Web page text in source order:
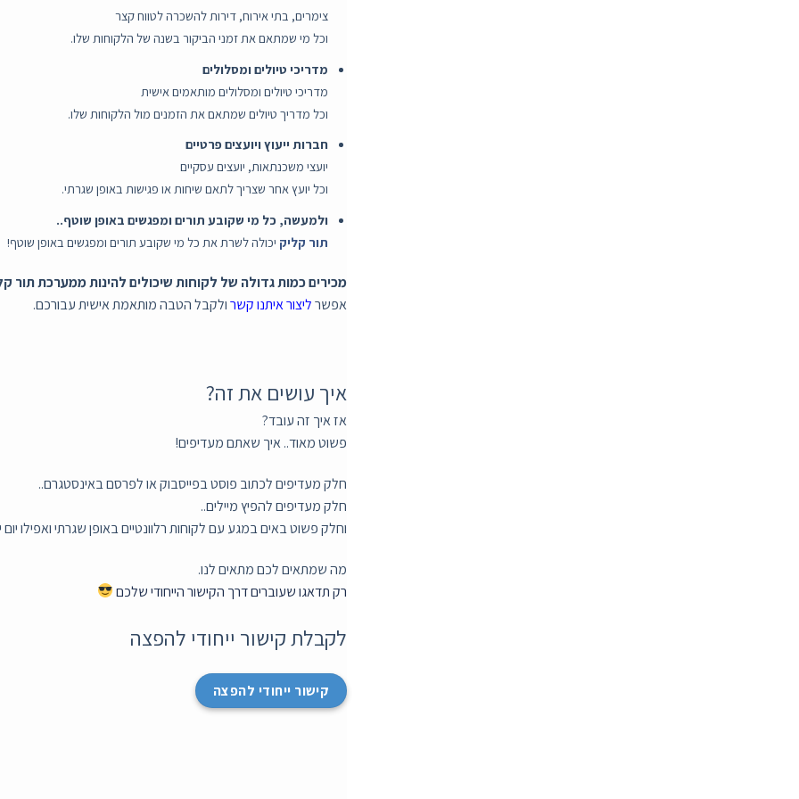
צימרים, בתי אירוח, דירות להשכרה לטווח קצר
וכל מי שמתאם את זמני הביקור בשנה של הלקוחות שלו.
מדריכי טיולים ומסלולים
מדריכי טיולים ומסלולים מותאמים אישית
וכל מדריך טיולים שמתאם את הזמנים מול הלקוחות שלו.
חברות ייעוץ ויועצים פרטיים
יועצי משכנתאות, יועצים עסקיים
וכל יועץ אחר שצריך לתאם שיחות או פגישות באופן שגרתי.
ולמעשה, כל מי שקובע תורים ומפגשים באופן שוטף..
תור קליק יכולה לשרת את כל מי שקובע תורים ומפגשים באופן שוטף!
מכירים כמות גדולה של לקוחות שיכולים להינות ממערכת תור
אפשרליצור איתנו קשרולקבל הטבה מותאמת אישית עבורכם.
איך עושים את זה?
אז איך זה עובד?
פשוט מאוד.. איך שאתם מעדיפים!
חלק מעדיפים לכתוב פוסט בפייסבוק או לפרסם באינסטגרם..
חלק מעדיפים להפיץ מיילים..
וחלק פשוט באים במגע עם לקוחות רלוונטיים באופן שגרתי ואפילו יום
מה שמתאים לכם מתאים לנו.
רק תדאגו שעוברים דרך הקישור הייחודי שלכם
לקבלת קישור ייחודי להפצה
קישור ייחודי להפצה